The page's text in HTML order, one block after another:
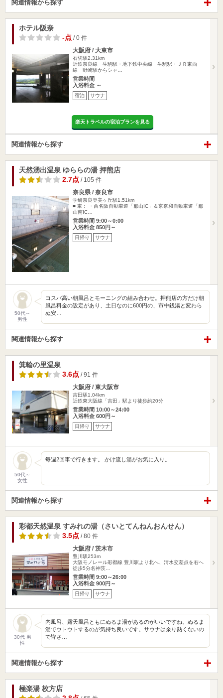
関連情報から探す
ホテル阪奈
-点 / 0 件
大阪府 / 大東市
石切駅2.31km
近鉄奈良線 生駒駅・地下鉄中央線 生駒駅・ＪＲ東西
線 野崎駅からシャ…
営業時間
入浴料金 ～
宿泊 サウナ
楽天トラベルの宿泊プランを見る
関連情報から探す
天然湧出温泉 ゆららの湯 押熊店
2.7点 / 105 件
奈良県 / 奈良市
学研奈良登美ヶ丘駅1.51km
■ 車： ・西名阪自動車道「郡山IC」＆京奈和自動車道「郡
山南IC…
営業時間 9:00～0:00
入浴料金 850円～
日帰り サウナ
50代～
男性
コスパ高い朝風呂とモーニングの組み合わせ。押熊店の方だけ朝
風呂料金の設定があり、土日なのに600円の、市中銭湯と変わら
ぬ安…
関連情報から探す
箕輪の里温泉
3.6点 / 91 件
大阪府 / 東大阪市
吉田駅1.04km
近鉄東大阪線「吉田」駅より徒歩約20分
営業時間 10:00～24:00
入浴料金 600円～
日帰り サウナ
50代～
女性
毎週2回車で行きます。 かけ流し湯がお気に入り。
関連情報から探す
彩都天然温泉 すみれの湯（さいとてんねんおんせん）
3.5点 / 80 件
大阪府 / 茨木市
豊川駅253m
大阪モノレール彩都線 豊川駅より北へ、清水交差点を右へ
徒歩5分名神茨…
営業時間 9:00～26:00
入浴料金 900円～
日帰り サウナ
30代 男
性
内風呂、露天風呂ともにぬるま湯があるのがいいですね。ぬるま
湯でウトウトするのが気持ち良いです。サウナは余り熱くないの
で皆さ…
関連情報から探す
極楽湯 枚方店